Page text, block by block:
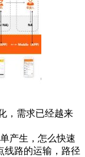
，需求已经越来
产生，怎么快速
线路的运输，路径